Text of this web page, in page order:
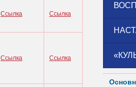
Ссылка Ссылка
Ссылка Ссылка